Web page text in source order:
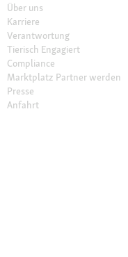
Über uns
Karriere
Verantwortung
Tierisch Engagiert
Compliance
Marktplatz Partner werden
Presse
Anfahrt